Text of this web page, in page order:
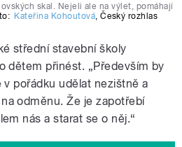
skal. Nejeli ale na výlet, pomáhají
Kateřina Kohoutová,Český rozhlas
střední stavební školy
dětem přinést. „Především by
pořádku udělat nezištně a
odměnu. Že je zapotřebí
nás a starat se o něj.“